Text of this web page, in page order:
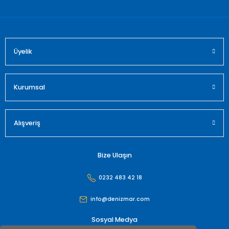
Üyelik
Kurumsal
Alışveriş
Bize Ulaşın
0232 483 42 18
info@denizmar.com
Sosyal Medya